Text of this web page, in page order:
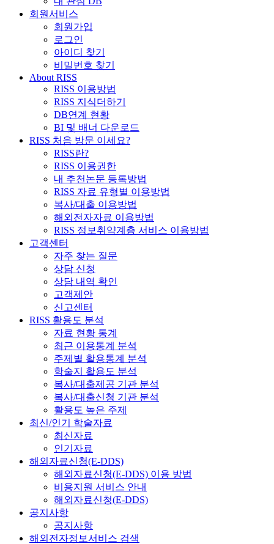
회원서비스
회원가입
로그인
아이디 찾기
비밀번호 찾기
About RISS
RISS 이용방법
RISS 지식더하기
DB연계 현황
BI 및 배너 다운로드
RISS 처음 방문 이세요?
RISS란?
RISS 이용권한
내 추천논문 등록방법
RISS 자료 유형별 이용방법
복사/대출 이용방법
해외전자자료 이용방법
RISS 정보취약계층 서비스 이용방법
고객센터
자주 찾는 질문
상담 신청
상담 내역 확인
고객제안
신고센터
RISS 활용도 분석
자료 현황 통계
최근 이용통계 분석
주제별 활용통계 분석
학술지 활용도 분석
복사/대출제공 기관 분석
복사/대출신청 기관 분석
활용도 높은 주제
최신/인기 학술자료
최신자료
인기자료
해외자료신청(E-DDS)
해외자료신청(E-DDS) 이용 방법
비용지원 서비스 안내
해외자료신청(E-DDS)
공지사항
공지사항
해외전자정보서비스 검색